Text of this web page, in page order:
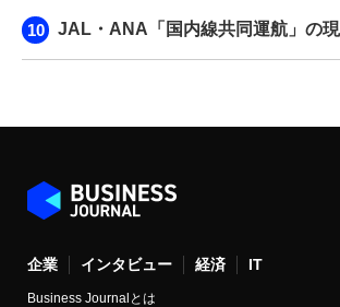
JAL・ANA「国内線共同運航」の
企業 インタビュー 経済 IT
Business Journalとは